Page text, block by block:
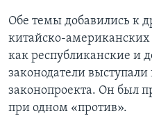
Обе темы добавились к
китайско-
как республиканские и
законодатели
законопроекта. Он был
при одном «против».